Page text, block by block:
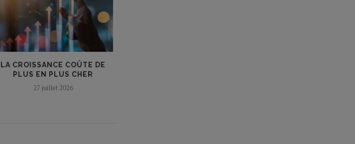
LA CROISSANCE COÛTE DE
PLUS EN PLUS CHER
27 juillet 2026